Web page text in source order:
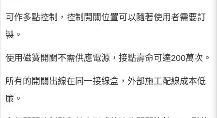
可作多點控制，控制開關位置可以隨著使用者需要訂
製。
使用磁簧開關不需供應電源，接點壽命可達200萬次。
所有的開關出線在同一接線盒，外部施工配線成本低
廉。